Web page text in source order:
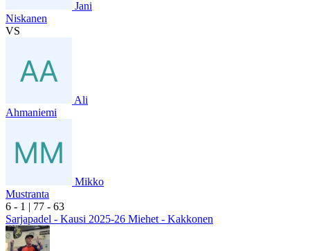
Jani
Niskanen
VS
Ali
Ahmaniemi
Mikko
Mustranta
6 - 1 | 77 - 63
Sarjapadel - Kausi 2025-26 Miehet - Kakkonen